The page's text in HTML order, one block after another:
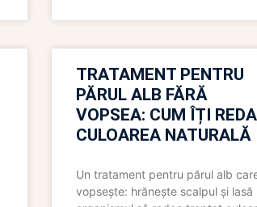
TRATAMENT PENTRU
PĂRUL ALB FĂRĂ
VOPSEA: CUM ÎȚI
CULOAREA NATURALĂ
Un tratament pentru părul alb
vopsește: hrănește scalpul și lasă